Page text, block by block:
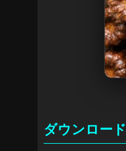
ダウンロード